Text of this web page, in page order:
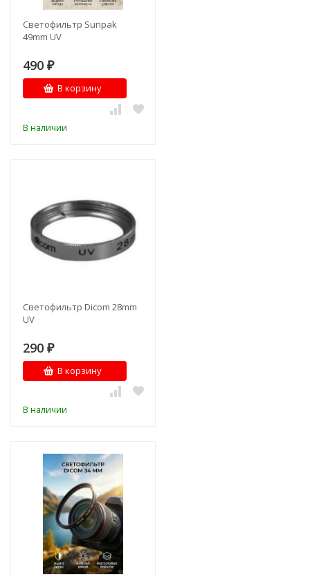
Светофильтр Sunpak
49mm UV
490 ₽
В корзину
В наличии
Светофильтр Dicom 28mm
UV
290 ₽
В корзину
В наличии